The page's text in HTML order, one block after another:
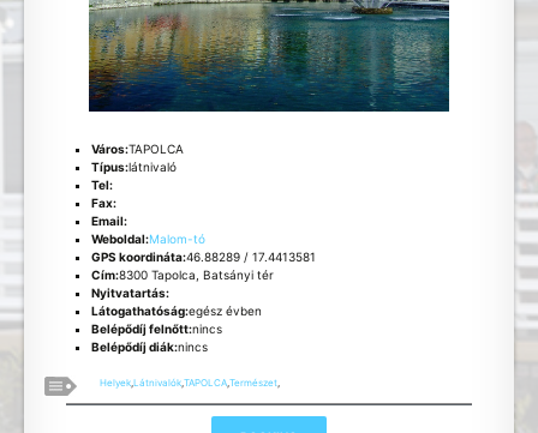
Város:TAPOLCA
Típus:látnivaló
Tel:
Fax:
Email:
Weboldal:Malom-tó
GPS koordináta:46.88289 / 17.4413581
Cím:8300 Tapolca, Batsányi tér
Nyitvatartás:
Látogathatóság:egész évben
Belépődíj felnőtt:nincs
Belépődíj diák:nincs
Helyek ,Látnivalók ,TAPOLCA ,Természet